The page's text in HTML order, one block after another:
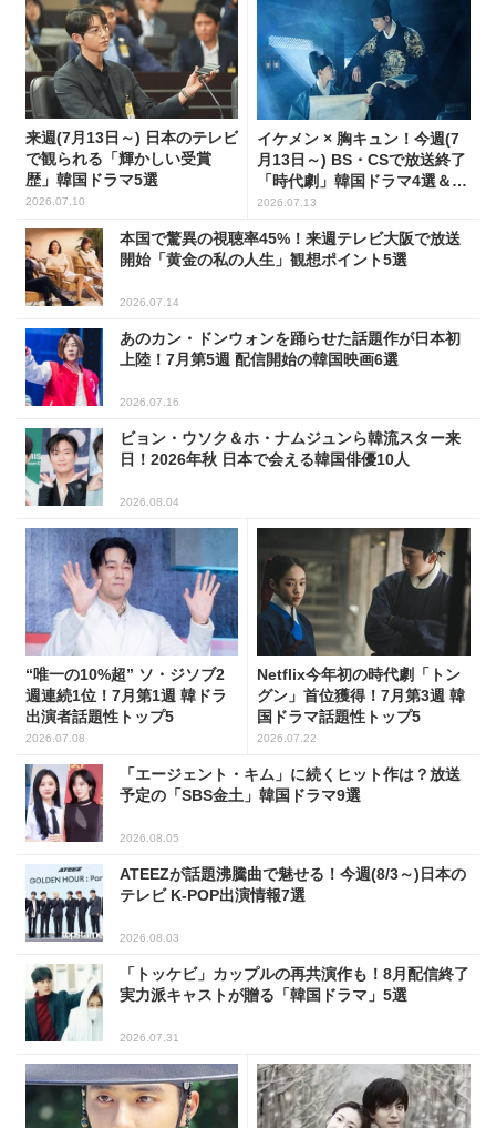
来週(7月13日～) 日本のテレビ
で観られる「輝かしい受賞
歴」韓国ドラマ5選
2026.07.10
イケメン × 胸キュン！今週(7
月13日～) BS・CSで放送終了
「時代劇」韓国ドラマ4選＆見
逃しVOD
2026.07.13
本国で驚異の視聴率45%！来週テレビ大阪で放送
開始「黄金の私の人生」観想ポイント5選
2026.07.14
あのカン・ドンウォンを踊らせた話題作が日本初
上陸！7月第5週 配信開始の韓国映画6選
2026.07.16
ビョン・ウソク＆ホ・ナムジュンら韓流スター来
日！2026年秋 日本で会える韓国俳優10人
2026.08.04
“唯一の10%超” ソ・ジソブ2
週連続1位！7月第1週 韓ドラ
出演者話題性トップ5
2026.07.08
Netflix今年初の時代劇「トン
グン」首位獲得！7月第3週 韓
国ドラマ話題性トップ5
2026.07.22
「エージェント・キム」に続くヒット作は？放送
予定の「SBS金土」韓国ドラマ9選
2026.08.05
ATEEZが話題沸騰曲で魅せる！今週(8/3～)日本の
テレビ K-POP出演情報7選
2026.08.03
「トッケビ」カップルの再共演作も！8月配信終了
実力派キャストが贈る「韓国ドラマ」5選
2026.07.31